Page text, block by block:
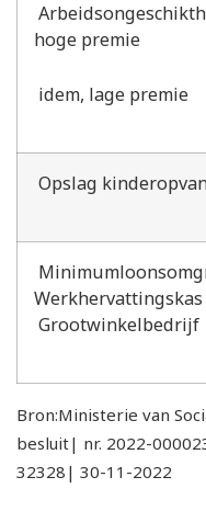
hoge premie
idem, lage premie
Opslag
Grootwinkelbedrijf
Bron:Ministerie van
besluit| nr. 2022-
32328| 30-11-2022